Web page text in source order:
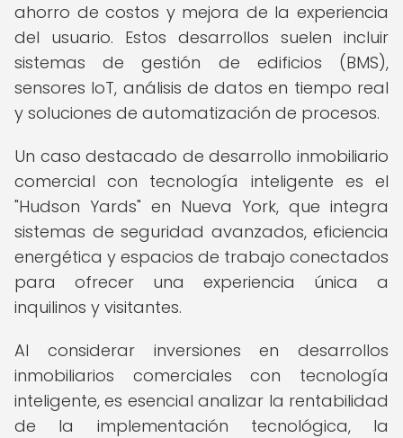
ahorro de costos y mejora de la experiencia
del usuario. Estos desarrollos suelen incluir
sistemas de gestión de edificios (BMS),
sensores IoT, análisis de datos en tiempo real
y soluciones de automatización de procesos.
Un caso destacado de desarrollo inmobiliario
comercial con tecnología inteligente es el
"Hudson Yards" en Nueva York, que integra
sistemas de seguridad avanzados, eficiencia
energética y espacios de trabajo conectados
para ofrecer una experiencia única a
inquilinos y visitantes.
Al considerar inversiones en desarrollos
inmobiliarios comerciales con tecnología
inteligente, es esencial analizar la rentabilidad
de la implementación tecnológica, la